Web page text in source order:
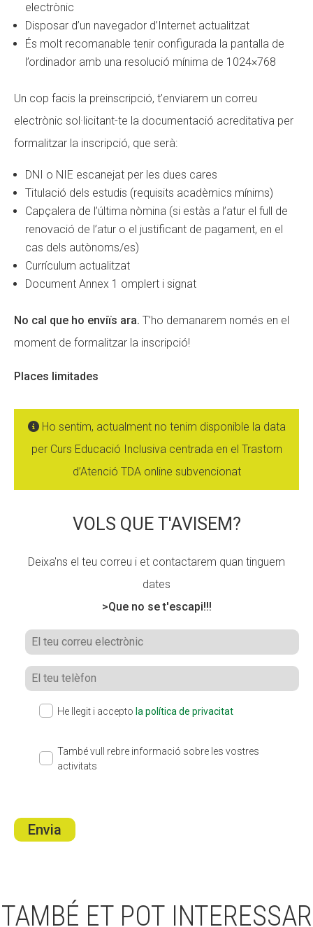
electrònic
Disposar d’un navegador d’Internet actualitzat
És molt recomanable tenir configurada la pantalla de
l’ordinador amb una resolució mínima de 1024×768
Un cop facis la preinscripció, t’enviarem un correu
electrònic sol·licitant-te la documentació acreditativa per
formalitzar la inscripció, que serà:
DNI o NIE escanejat per les dues cares
Titulació dels estudis (requisits acadèmics mínims)
Capçalera de l’última nòmina (si estàs a l’atur el full de
renovació de l’atur o el justificant de pagament, en el
cas dels autònoms/es)
Currículum actualitzat
Document Annex 1 omplert i signat
No cal que ho enviïs ara. T’ho demanarem només en el
moment de formalitzar la inscripció!
Places limitades
Ho sentim, actualment no tenim disponible la data
per Curs Educació Inclusiva centrada en el Trastorn
d’Atenció TDA online subvencionat
VOLS QUE T'AVISEM?
Deixa'ns el teu correu i et contactarem quan tinguem
dates
>Que no se t'escapi!!!
He llegit i accepto la política de privacitat
També vull rebre informació sobre les vostres
activitats
Envia
TAMBÉ ET POT INTERESSAR